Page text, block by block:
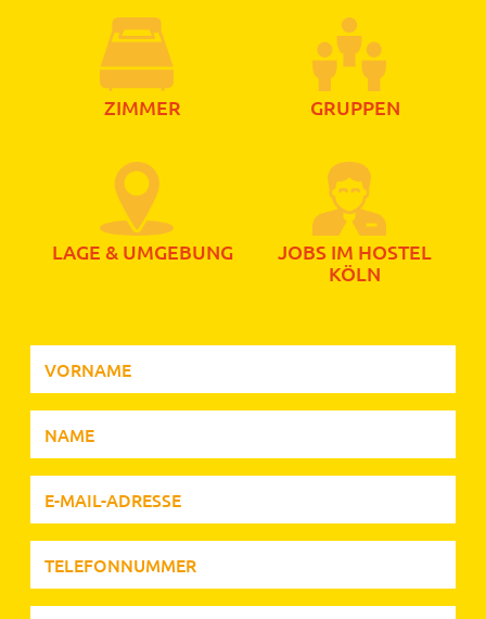
ZIMMER GRUPPEN
LAGE & UMGEBUNG
JOBS IM HOSTEL
KÖLN